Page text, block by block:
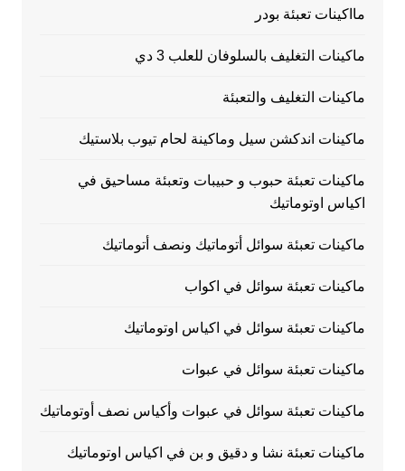
مااكينات تعبئة بودر
ماكينات التغليف بالسلوفان للعلب 3 دي
ماكينات التغليف والتعبئة
ماكينات اندكشن سيل وماكينة لحام تيوب بلاستيك
ماكينات تعبئة حبوب و حبيبات وتعبئة مساحيق في
اكياس اوتوماتيك
ماكينات تعبئة سوائل أتوماتيك ونصف أتوماتيك
ماكينات تعبئة سوائل في اكواب
ماكينات تعبئة سوائل في اكياس اوتوماتيك
ماكينات تعبئة سوائل في عبوات
ماكينات تعبئة سوائل في عبوات وأكياس نصف أوتوماتيك
ماكينات تعبئة نشا و دقيق و بن في اكياس اوتوماتيك